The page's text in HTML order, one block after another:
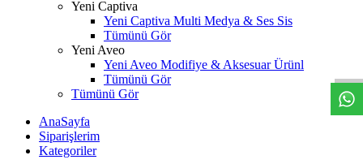
Yeni Captiva
Yeni Captiva Multi Medya & Ses Sis
Tümünü Gör
Yeni Aveo
Yeni Aveo Modifiye & Aksesuar Ürünl
Tümünü Gör
Tümünü Gör
AnaSayfa
Siparişlerim
Kategoriler